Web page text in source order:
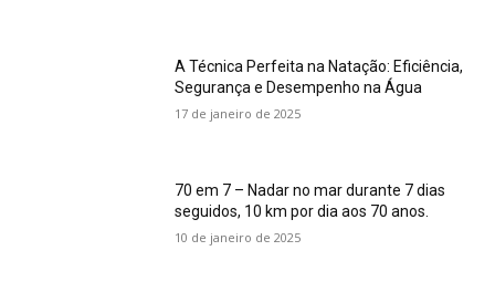
A Técnica Perfeita na Natação: Eficiência,
Segurança e Desempenho na Água
17 de janeiro de 2025
70 em 7 – Nadar no mar durante 7 dias
seguidos, 10 km por dia aos 70 anos.
10 de janeiro de 2025